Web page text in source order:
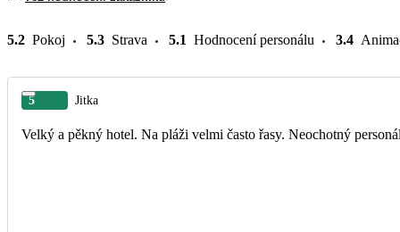
5.2 Pokoj 5.3 Strava 5.1 Hodnocení personálu 3.4
5 Jitka
Velký a pěkný hotel. Na pláži velmi často řasy. Neochotný